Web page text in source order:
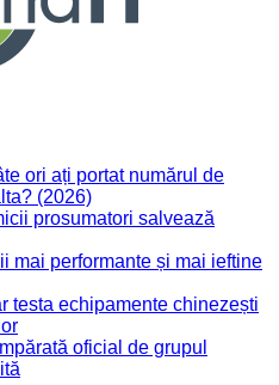
ori ați portat numărul de
(2026)
prosumatori salvează
mai performante și mai ieftine
testa echipamente chinezești
oficial de grupul